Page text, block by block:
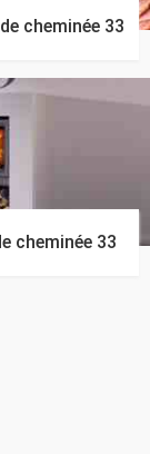
cheminée 33
cheminée 33